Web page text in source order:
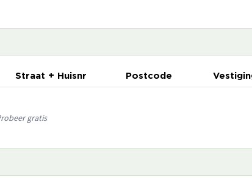
Straat + Huisnr Postcode
gratis